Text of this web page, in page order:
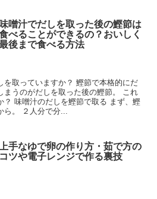
噌汁でだしを取った後の鰹節は
べることができるの？おいしく
後まで食べる方法
を取っていますか？ 鰹節で本格的にだ
まうのがだしを取った後の鰹節。 これ
？ 味噌汁のだしを鰹節で取る まず、鰹
。 ２人分で分...
上手なゆで卵の作り方・茹で方の
コツや電子レンジで作る裏技